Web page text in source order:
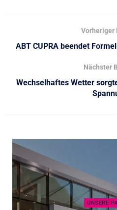
Vorheriger
ABT CUPRA beendet
Nächster
Wechselhaftes Wetter
UNSERE